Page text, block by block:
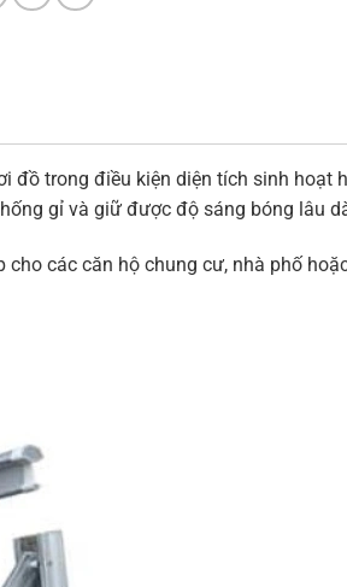
đồ trong điều kiện diện tích sinh hoạt
gỉ và giữ được độ sáng bóng lâu
các căn hộ chung cư, nhà phố